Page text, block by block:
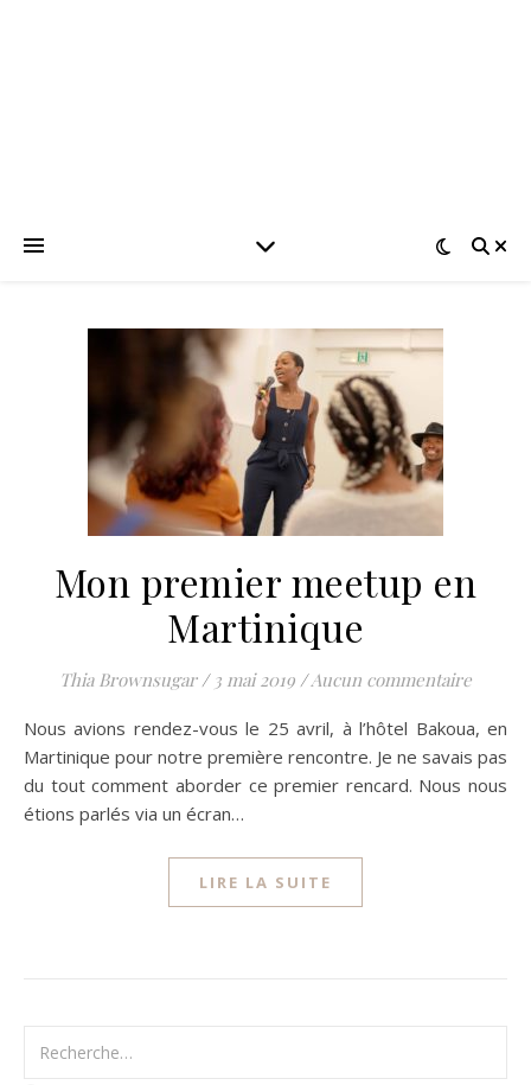
Mon premier meetup en
Martinique
Thia Brownsugar / 3 mai 2019 /Aucun commentaire
Nous avions rendez-vous le 25 avril, à l’hôtel Bakoua, en
Martinique pour notre première rencontre. Je ne savais pas
du tout comment aborder ce premier rencard. Nous nous
étions parlés via un écran…
LIRE LA SUITE